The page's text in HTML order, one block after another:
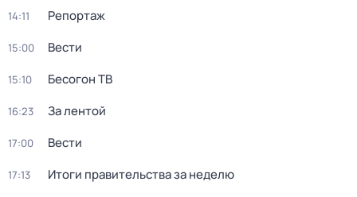
14:11 Репортаж
15:00 Вести
15:10 Бесогон ТВ
16:23 За лентой
17:00 Вести
17:13 Итоги правительства за неделю